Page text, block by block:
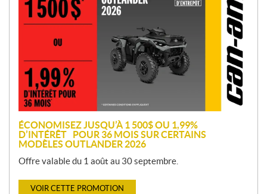
m
o
n
ÉCONOMISEZ JUSQU’À 1 500$ OU 1,99%
D’INTÉRÊT POUR 36 MOIS SUR CERTAINS
MODÈLES OUTLANDER 2026
Offre valable du 1 août au 30 septembre.
VOIR CETTE PROMOTION